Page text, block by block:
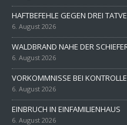
HAFTBEFEHLE GEGEN DREI
6. August 2026
WALDBRAND NAHE DER
6. August 2026
VORKOMMNISSE BEI
6. August 2026
EINBRUCH IN EINFAMILIENHAUS
6. August 2026